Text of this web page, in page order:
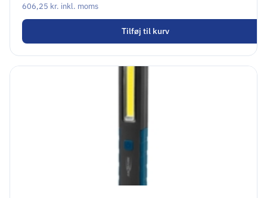
606,25 kr. inkl. moms
Tilføj til kurv